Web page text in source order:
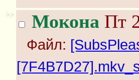
>> Мокона Пт
Файл: